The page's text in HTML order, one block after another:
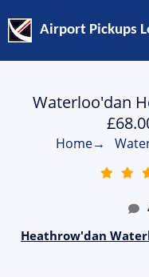
Airport Pickups
Waterloo'dan
Home→
Heathrow'dan